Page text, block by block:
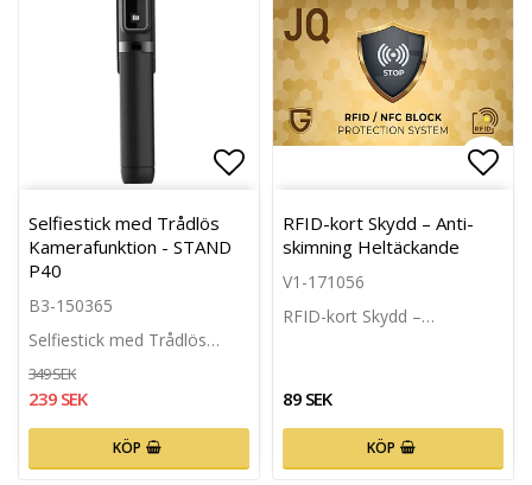
Lägg till i favoritlistan
Selfiestick med Trådlös
Kamerafunktion - STAND
P40
B3-150365
Selfiestick med Trådlös…
349 SEK
239 SEK
KÖP
RFID-kort Skydd – Anti-
skimning Heltäckande
V1-171056
RFID-kort Skydd –…
89 SEK
KÖP